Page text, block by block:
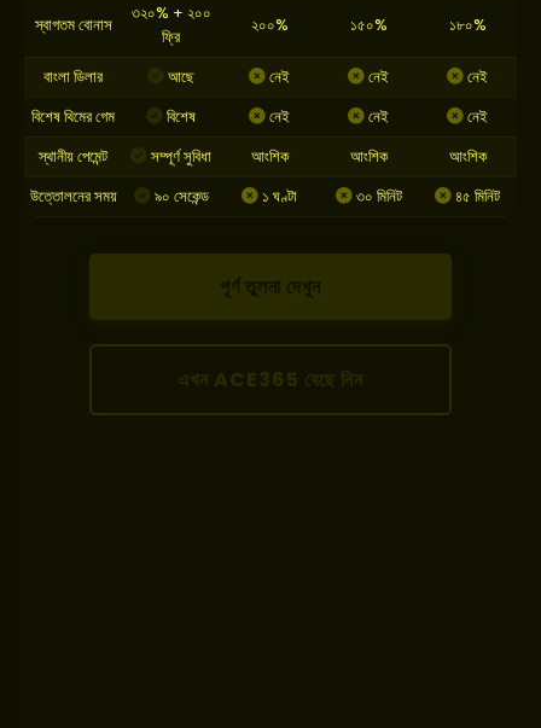
স্বাগতম বোনাস
৩২০% + ২০০
ফ্রি
২০০% ১৫০% ১৮০%
বাংলা ডিলার আছে নেই নেই
নেই
বিশেষ থিমের গেম
বিশেষ নেই নেই
নেই
স্থানীয় পেমেন্ট
সম্পূর্ণ সুবিধা আংশিক আংশিক
আংশিক
উত্তোলনের সময়
৯০ সেকেন্ড ১ ঘণ্টা ৩০ মিনিট ৪৫ মিনিট
পূর্ণ তুলনা দেখুন
এখন ACE365 বেছে নিন